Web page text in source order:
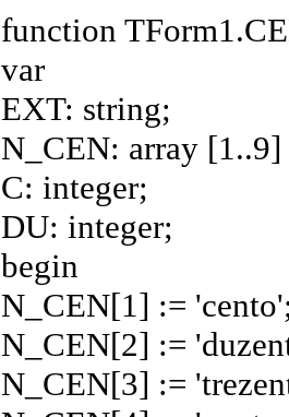
function
var
EXT: string;
N_CEN: array
C: integer;
DU: integer;
begin
N_CEN[1] :=
N_CEN[2] :=
N_CEN[3] :=